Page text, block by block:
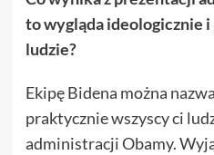
to wygląda ideologicznie i
ludzie?
Ekipę Bidena można
praktycznie wszyscy ci
administracji Obamy.